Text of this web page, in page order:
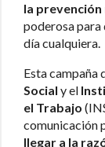
la prevención
poderosa para
día cualquiera.
Esta campaña
Social y el
el Trabajo
comunicación
llegar a la